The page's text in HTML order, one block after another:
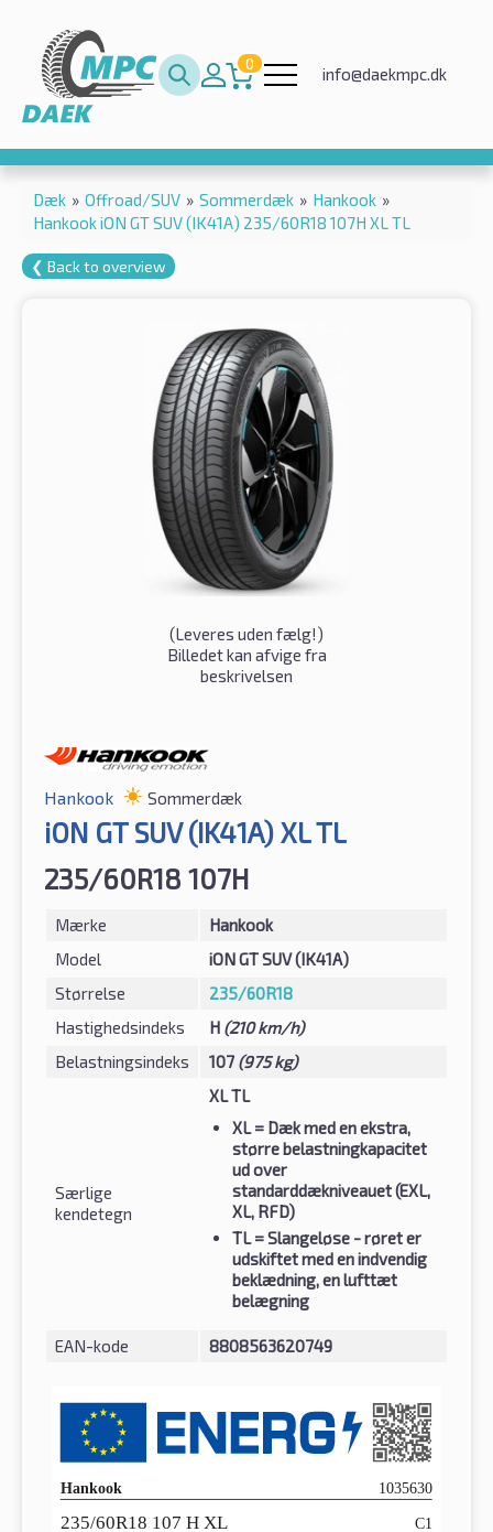
0
info@daekmpc.dk
Dæk » Offroad/SUV » Sommerdæk » Hankook »
Hankook iON GT SUV (IK41A) 235/60R18 107H XL TL
❮ Back to overview
(Leveres uden fælg!)
Billedet kan afvige fra
beskrivelsen
Hankook Sommerdæk
iON GT SUV (IK41A) XL TL
235/60R18 107H
Mærke
Hankook
Model
iON GT SUV (IK41A)
Størrelse
235/60R18
Hastighedsindeks
H (210 km/h)
Belastningsindeks
107 (975 kg)
Særlige
kendetegn
XL TL
XL= Dæk med en ekstra,
større belastningkapacitet
ud over
standarddækniveauet (EXL,
XL, RFD)
TL= Slangeløse - røret er
udskiftet med en indvendig
beklædning, en lufttæt
belægning
EAN-kode 8808563620749